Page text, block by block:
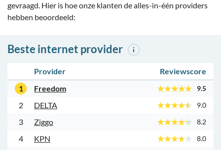
gevraagd. Hier is hoe onze klanten de alles-in-één providers
hebben beoordeeld:
Beste internet provider
Provider
Reviewscore
1
Freedom 9.5
2 DELTA 9.0
3 Ziggo 8.2
4 KPN 8.0